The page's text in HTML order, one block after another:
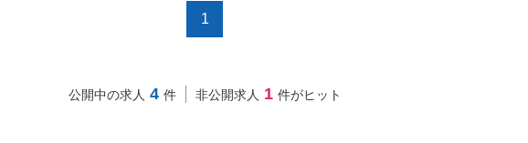
1
公開中の求人 4 件 非公開求人 1 件がヒット